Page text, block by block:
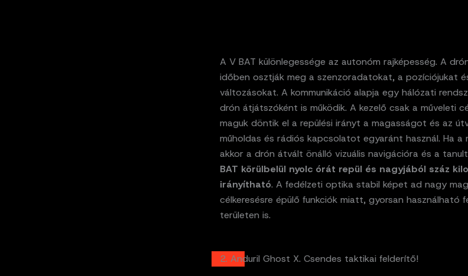
A V BAT különlegessége az autonóm rajképesség. A
időben osztják meg a szenzoradatokat, a pozíciójukat
változásokat. A kommunikáció alapja egy hálózati
drón átjátszóként is működik. A kezelő csak a műveleti
maguk döntik el a repülési irányt a magasságot és az
műholdas és rádiós kapcsolatot egyaránt használ. Ha a
akkor a drón átvált önálló vizuális navigációra és a
BAT körülbelül nyolc órát repül és nagyjából száz
irányítható. A fedélzeti optika stabil képet ad nagy
célkeresésre épülő funkciók miatt, gyorsan használható
területen is.
2. Anduril Ghost X. Csendes taktikai felderítő!